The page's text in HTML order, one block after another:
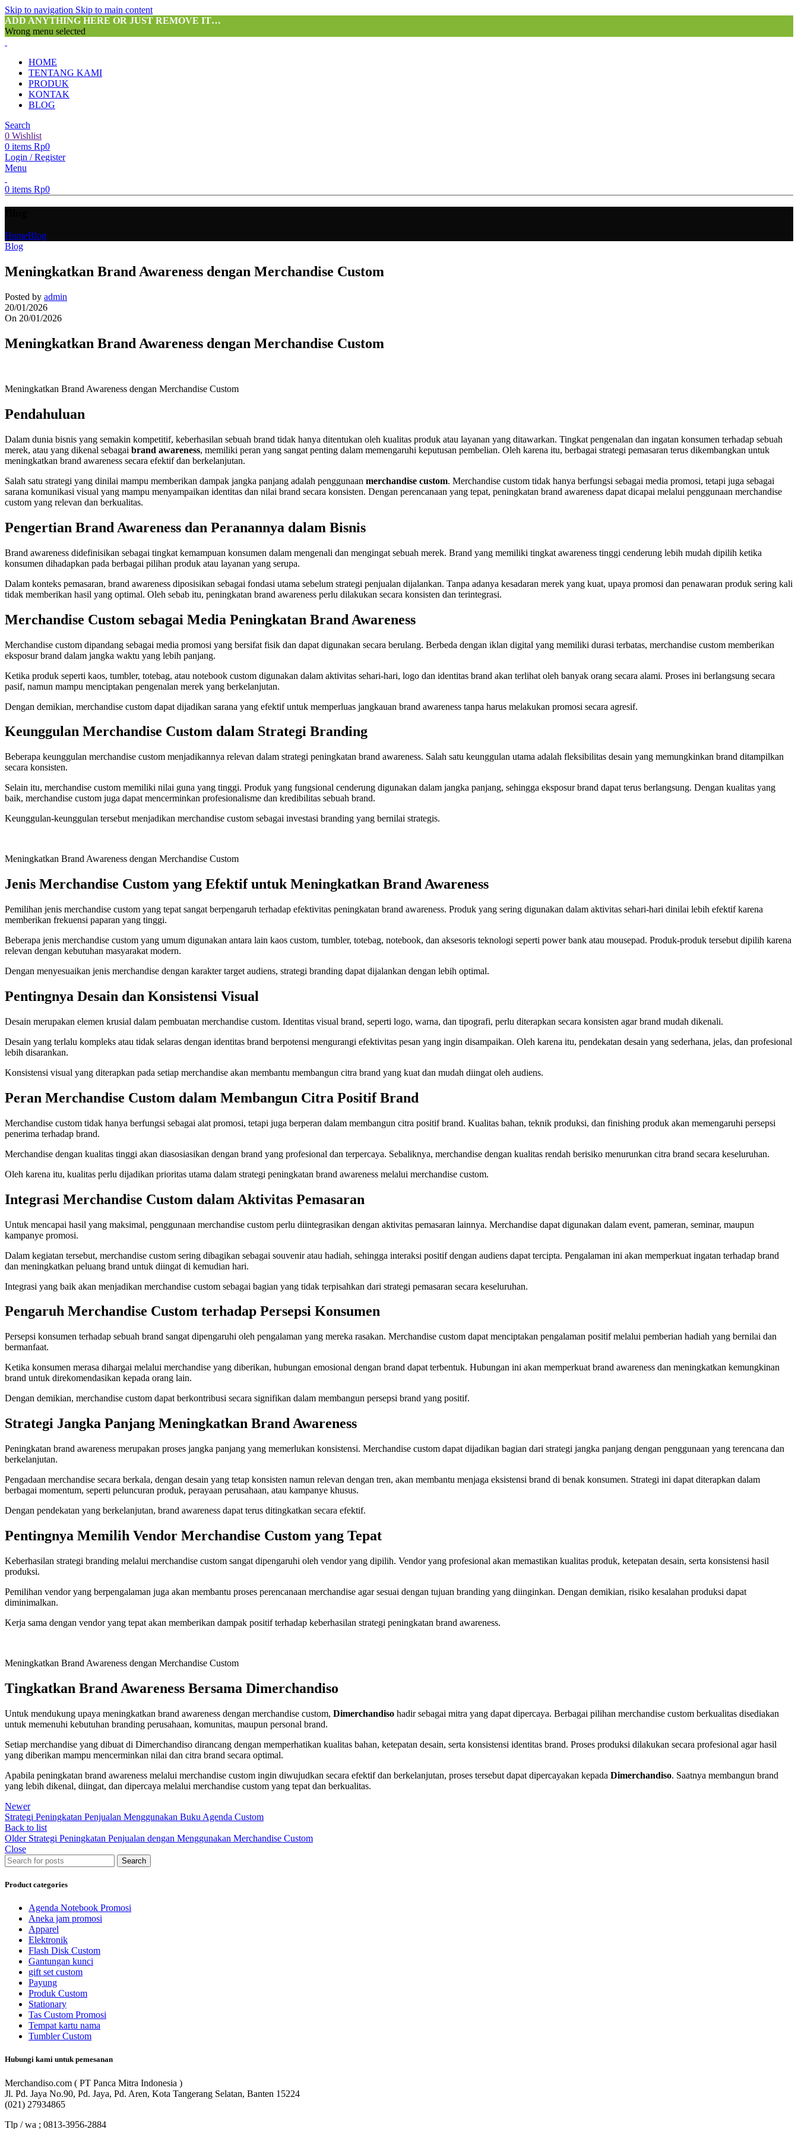
Skip to navigation Skip to main content
ADD ANYTHING HERE OR JUST REMOVE IT…
Wrong menu selected
HOME
TENTANG KAMI
PRODUK
KONTAK
BLOG
Search
0 Wishlist
0 items Rp0
Login / Register
Menu
0 items Rp0
HomeBlog
Blog
Meningkatkan Brand Awareness dengan Merchandise Custom
Posted by admin
20/01/2026
On 20/01/2026
Meningkatkan Brand Awareness dengan Merchandise Custom
Meningkatkan Brand Awareness dengan Merchandise Custom
Pendahuluan
Dalam dunia bisnis yang semakin kompetitif, keberhasilan sebuah brand tidak hanya ditentukan oleh kualitas produk atau layanan yang ditawarkan. Tingkat pengenalan dan ingatan konsumen terhadap sebuah
merek, atau yang dikenal sebagai brand awareness, memiliki peran yang sangat penting dalam memengaruhi keputusan pembelian. Oleh karena itu, berbagai strategi pemasaran terus dikembangkan untuk
meningkatkan brand awareness secara efektif dan berkelanjutan.
Salah satu strategi yang dinilai mampu memberikan dampak jangka panjang adalah penggunaan merchandise custom. Merchandise custom tidak hanya berfungsi sebagai media promosi, tetapi juga sebagai
sarana komunikasi visual yang mampu menyampaikan identitas dan nilai brand secara konsisten. Dengan perencanaan yang tepat, peningkatan brand awareness dapat dicapai melalui penggunaan merchandise
custom yang relevan dan berkualitas.
Pengertian Brand Awareness dan Peranannya dalam Bisnis
Brand awareness didefinisikan sebagai tingkat kemampuan konsumen dalam mengenali dan mengingat sebuah merek. Brand yang memiliki tingkat awareness tinggi cenderung lebih mudah dipilih ketika
konsumen dihadapkan pada berbagai pilihan produk atau layanan yang serupa.
Dalam konteks pemasaran, brand awareness diposisikan sebagai fondasi utama sebelum strategi penjualan dijalankan. Tanpa adanya kesadaran merek yang kuat, upaya promosi dan penawaran produk sering kali
tidak memberikan hasil yang optimal. Oleh sebab itu, peningkatan brand awareness perlu dilakukan secara konsisten dan terintegrasi.
Merchandise Custom sebagai Media Peningkatan Brand Awareness
Merchandise custom dipandang sebagai media promosi yang bersifat fisik dan dapat digunakan secara berulang. Berbeda dengan iklan digital yang memiliki durasi terbatas, merchandise custom memberikan
eksposur brand dalam jangka waktu yang lebih panjang.
Ketika produk seperti kaos, tumbler, totebag, atau notebook custom digunakan dalam aktivitas sehari-hari, logo dan identitas brand akan terlihat oleh banyak orang secara alami. Proses ini berlangsung secara
pasif, namun mampu menciptakan pengenalan merek yang berkelanjutan.
Dengan demikian, merchandise custom dapat dijadikan sarana yang efektif untuk memperluas jangkauan brand awareness tanpa harus melakukan promosi secara agresif.
Keunggulan Merchandise Custom dalam Strategi Branding
Beberapa keunggulan merchandise custom menjadikannya relevan dalam strategi peningkatan brand awareness. Salah satu keunggulan utama adalah fleksibilitas desain yang memungkinkan brand ditampilkan
secara konsisten.
Selain itu, merchandise custom memiliki nilai guna yang tinggi. Produk yang fungsional cenderung digunakan dalam jangka panjang, sehingga eksposur brand dapat terus berlangsung. Dengan kualitas yang
baik, merchandise custom juga dapat mencerminkan profesionalisme dan kredibilitas sebuah brand.
Keunggulan-keunggulan tersebut menjadikan merchandise custom sebagai investasi branding yang bernilai strategis.
Meningkatkan Brand Awareness dengan Merchandise Custom
Jenis Merchandise Custom yang Efektif untuk Meningkatkan Brand Awareness
Pemilihan jenis merchandise custom yang tepat sangat berpengaruh terhadap efektivitas peningkatan brand awareness. Produk yang sering digunakan dalam aktivitas sehari-hari dinilai lebih efektif karena
memberikan frekuensi paparan yang tinggi.
Beberapa jenis merchandise custom yang umum digunakan antara lain kaos custom, tumbler, totebag, notebook, dan aksesoris teknologi seperti power bank atau mousepad. Produk-produk tersebut dipilih karena
relevan dengan kebutuhan masyarakat modern.
Dengan menyesuaikan jenis merchandise dengan karakter target audiens, strategi branding dapat dijalankan dengan lebih optimal.
Pentingnya Desain dan Konsistensi Visual
Desain merupakan elemen krusial dalam pembuatan merchandise custom. Identitas visual brand, seperti logo, warna, dan tipografi, perlu diterapkan secara konsisten agar brand mudah dikenali.
Desain yang terlalu kompleks atau tidak selaras dengan identitas brand berpotensi mengurangi efektivitas pesan yang ingin disampaikan. Oleh karena itu, pendekatan desain yang sederhana, jelas, dan profesional
lebih disarankan.
Konsistensi visual yang diterapkan pada setiap merchandise akan membantu membangun citra brand yang kuat dan mudah diingat oleh audiens.
Peran Merchandise Custom dalam Membangun Citra Positif Brand
Merchandise custom tidak hanya berfungsi sebagai alat promosi, tetapi juga berperan dalam membangun citra positif brand. Kualitas bahan, teknik produksi, dan finishing produk akan memengaruhi persepsi
penerima terhadap brand.
Merchandise dengan kualitas tinggi akan diasosiasikan dengan brand yang profesional dan terpercaya. Sebaliknya, merchandise dengan kualitas rendah berisiko menurunkan citra brand secara keseluruhan.
Oleh karena itu, kualitas perlu dijadikan prioritas utama dalam strategi peningkatan brand awareness melalui merchandise custom.
Integrasi Merchandise Custom dalam Aktivitas Pemasaran
Untuk mencapai hasil yang maksimal, penggunaan merchandise custom perlu diintegrasikan dengan aktivitas pemasaran lainnya. Merchandise dapat digunakan dalam event, pameran, seminar, maupun
kampanye promosi.
Dalam kegiatan tersebut, merchandise custom sering dibagikan sebagai souvenir atau hadiah, sehingga interaksi positif dengan audiens dapat tercipta. Pengalaman ini akan memperkuat ingatan terhadap brand
dan meningkatkan peluang brand untuk diingat di kemudian hari.
Integrasi yang baik akan menjadikan merchandise custom sebagai bagian yang tidak terpisahkan dari strategi pemasaran secara keseluruhan.
Pengaruh Merchandise Custom terhadap Persepsi Konsumen
Persepsi konsumen terhadap sebuah brand sangat dipengaruhi oleh pengalaman yang mereka rasakan. Merchandise custom dapat menciptakan pengalaman positif melalui pemberian hadiah yang bernilai dan
bermanfaat.
Ketika konsumen merasa dihargai melalui merchandise yang diberikan, hubungan emosional dengan brand dapat terbentuk. Hubungan ini akan memperkuat brand awareness dan meningkatkan kemungkinan
brand untuk direkomendasikan kepada orang lain.
Dengan demikian, merchandise custom dapat berkontribusi secara signifikan dalam membangun persepsi brand yang positif.
Strategi Jangka Panjang Meningkatkan Brand Awareness
Peningkatan brand awareness merupakan proses jangka panjang yang memerlukan konsistensi. Merchandise custom dapat dijadikan bagian dari strategi jangka panjang dengan penggunaan yang terencana dan
berkelanjutan.
Pengadaan merchandise secara berkala, dengan desain yang tetap konsisten namun relevan dengan tren, akan membantu menjaga eksistensi brand di benak konsumen. Strategi ini dapat diterapkan dalam
berbagai momentum, seperti peluncuran produk, perayaan perusahaan, atau kampanye khusus.
Dengan pendekatan yang berkelanjutan, brand awareness dapat terus ditingkatkan secara efektif.
Pentingnya Memilih Vendor Merchandise Custom yang Tepat
Keberhasilan strategi branding melalui merchandise custom sangat dipengaruhi oleh vendor yang dipilih. Vendor yang profesional akan memastikan kualitas produk, ketepatan desain, serta konsistensi hasil
produksi.
Pemilihan vendor yang berpengalaman juga akan membantu proses perencanaan merchandise agar sesuai dengan tujuan branding yang diinginkan. Dengan demikian, risiko kesalahan produksi dapat
diminimalkan.
Kerja sama dengan vendor yang tepat akan memberikan dampak positif terhadap keberhasilan strategi peningkatan brand awareness.
Meningkatkan Brand Awareness dengan Merchandise Custom
Tingkatkan Brand Awareness Bersama Dimerchandiso
Untuk mendukung upaya meningkatkan brand awareness dengan merchandise custom, Dimerchandiso hadir sebagai mitra yang dapat dipercaya. Berbagai pilihan merchandise custom berkualitas disediakan
untuk memenuhi kebutuhan branding perusahaan, komunitas, maupun personal brand.
Setiap merchandise yang dibuat di Dimerchandiso dirancang dengan memperhatikan kualitas bahan, ketepatan desain, serta konsistensi identitas brand. Proses produksi dilakukan secara profesional agar hasil
yang diberikan mampu mencerminkan nilai dan citra brand secara optimal.
Apabila peningkatan brand awareness melalui merchandise custom ingin diwujudkan secara efektif dan berkelanjutan, proses tersebut dapat dipercayakan kepada Dimerchandiso. Saatnya membangun brand
yang lebih dikenal, diingat, dan dipercaya melalui merchandise custom yang tepat dan berkualitas.
Newer
Strategi Peningkatan Penjualan Menggunakan Buku Agenda Custom
Back to list
Older Strategi Peningkatan Penjualan dengan Menggunakan Merchandise Custom
Close
Search
Product categories
Agenda Notebook Promosi
Aneka jam promosi
Apparel
Elektronik
Flash Disk Custom
Gantungan kunci
gift set custom
Payung
Produk Custom
Stationary
Tas Custom Promosi
Tempat kartu nama
Tumbler Custom
Hubungi kami untuk pemesanan
Merchandiso.com ( PT Panca Mitra Indonesia )
Jl. Pd. Jaya No.90, Pd. Jaya, Pd. Aren, Kota Tangerang Selatan, Banten 15224
(021) 27934865
Tlp / wa ; 0813-3956-2884